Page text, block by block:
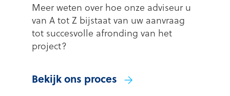
Meer weten over hoe onze adviseur u
van A tot Z bijstaat van uw aanvraag
tot succesvolle afronding van het
project?
Bekijk ons proces